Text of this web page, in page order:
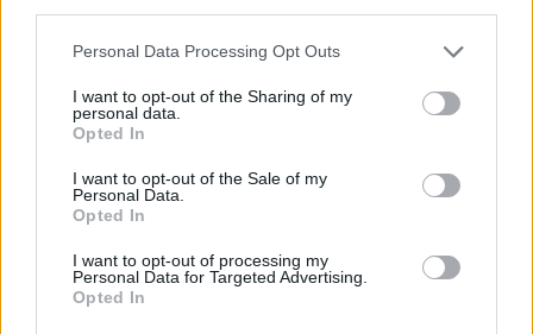
Personal Data Processing Opt Outs
I want to opt-out of the Sharing of my
personal data.
Opted In
I want to opt-out of the Sale of my
Personal Data.
Opted In
I want to opt-out of processing my
Personal Data for Targeted Advertising.
Opted In
Viihdeuutiset